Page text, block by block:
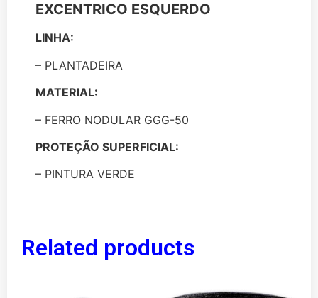
EXCENTRICO ESQUERDO
LINHA:
– PLANTADEIRA
MATERIAL:
– FERRO NODULAR GGG-50
PROTEÇÃO SUPERFICIAL:
– PINTURA VERDE
Related products